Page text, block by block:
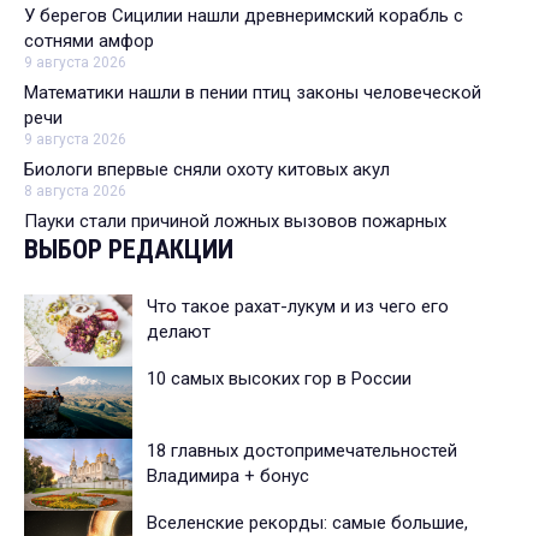
У берегов Сицилии нашли древнеримский корабль с
сотнями амфор
9 августа 2026
Математики нашли в пении птиц законы человеческой
речи
9 августа 2026
Биологи впервые сняли охоту китовых акул
8 августа 2026
Пауки стали причиной ложных вызовов пожарных
ВЫБОР РЕДАКЦИИ
Что такое рахат-лукум и из чего его
делают
10 самых высоких гор в России
18 главных достопримечательностей
Владимира + бонус
Вселенские рекорды: самые большие,